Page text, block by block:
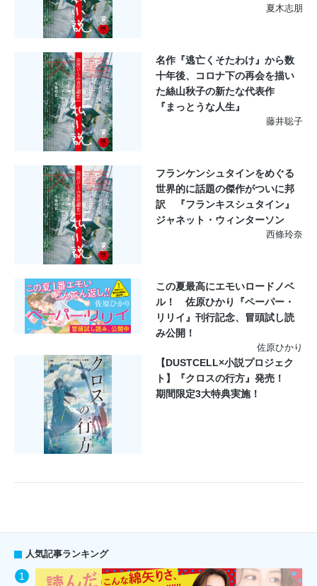
夏木志朋
名作『逃亡くそたわけ』から数
十年後、コロナ下の再会を描い
た絲山秋子の新たな代表作
『まっとうな人生』
藤井聡子
フランケンシュタインをめぐる
世界的に話題の傑作がついに邦
訳 『フランキスシュタイン』
ジャネット・ウィンターソン
西條玲奈
この夏最高にエモいロードノベ
ル！ 佐原ひかり『ペーパー・
リリイ』刊行記念、冒頭試し読
み公開！
佐原ひかり
【DUSTCELL×小説プロジェク
ト】『クロスの行方』発売！
期間限定3大特典実施！
人気記事ランキング